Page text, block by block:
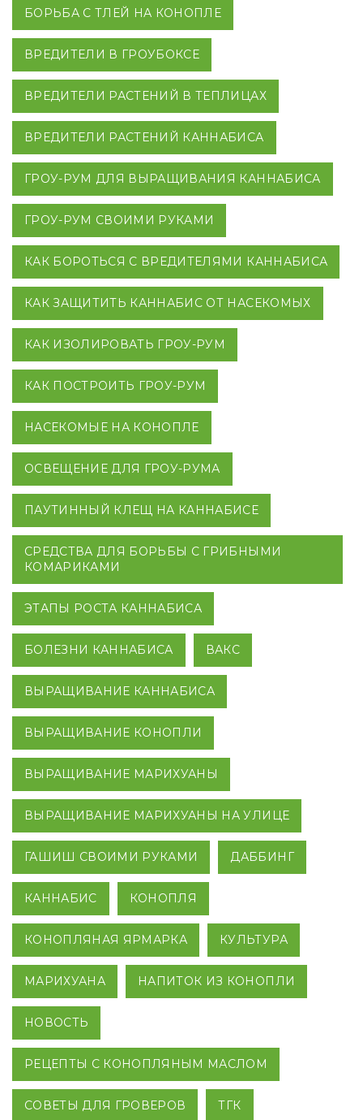
БОРЬБА С ТЛЕЙ НА КОНОПЛЕ
ВРЕДИТЕЛИ В ГРОУБОКСЕ
ВРЕДИТЕЛИ РАСТЕНИЙ В ТЕПЛИЦАХ
ВРЕДИТЕЛИ РАСТЕНИЙ КАННАБИСА
ГРОУ-РУМ ДЛЯ ВЫРАЩИВАНИЯ КАННАБИСА
ГРОУ-РУМ СВОИМИ РУКАМИ
КАК БОРОТЬСЯ С ВРЕДИТЕЛЯМИ КАННАБИСА
КАК ЗАЩИТИТЬ КАННАБИС ОТ НАСЕКОМЫХ
КАК ИЗОЛИРОВАТЬ ГРОУ-РУМ
КАК ПОСТРОИТЬ ГРОУ-РУМ
НАСЕКОМЫЕ НА КОНОПЛЕ
ОСВЕЩЕНИЕ ДЛЯ ГРОУ-РУМА
ПАУТИННЫЙ КЛЕЩ НА КАННАБИСЕ
СРЕДСТВА ДЛЯ БОРЬБЫ С ГРИБНЫМИ
КОМАРИКАМИ
ЭТАПЫ РОСТА КАННАБИСА
БОЛЕЗНИ КАННАБИСА ВАКС
ВЫРАЩИВАНИЕ КАННАБИСА
ВЫРАЩИВАНИЕ КОНОПЛИ
ВЫРАЩИВАНИЕ МАРИХУАНЫ
ВЫРАЩИВАНИЕ МАРИХУАНЫ НА УЛИЦЕ
ГАШИШ СВОИМИ РУКАМИ ДАББИНГ
КАННАБИС КОНОПЛЯ
КОНОПЛЯНАЯ ЯРМАРКА КУЛЬТУРА
МАРИХУАНА НАПИТОК ИЗ КОНОПЛИ
НОВОСТЬ
РЕЦЕПТЫ С КОНОПЛЯНЫМ МАСЛОМ
СОВЕТЫ ДЛЯ ГРОВЕРОВ ТГК